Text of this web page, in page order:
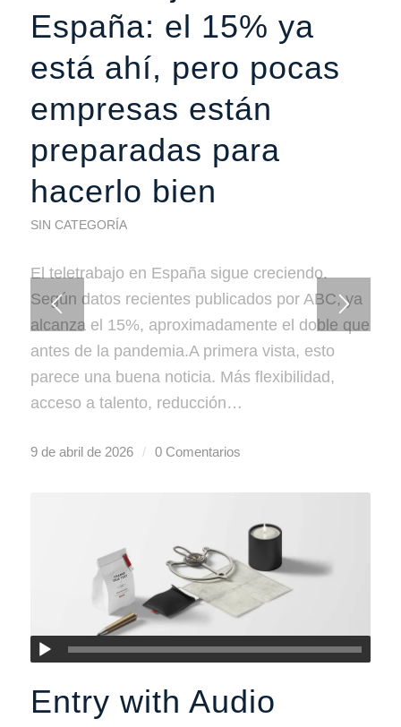
España: el 15% ya
está ahí, pero pocas
empresas están
preparadas para
hacerlo bien
SIN CATEGORÍA
El teletrabajo en España sigue creciendo.
Según datos recientes publicados por ABC, ya
alcanza el 15%, aproximadamente el doble que
antes de la pandemia.A primera vista, esto
parece una buena noticia. Más flexibilidad,
acceso a talento, reducción…
9 de abril de 2026 / 0 Comentarios
Entry with Audio